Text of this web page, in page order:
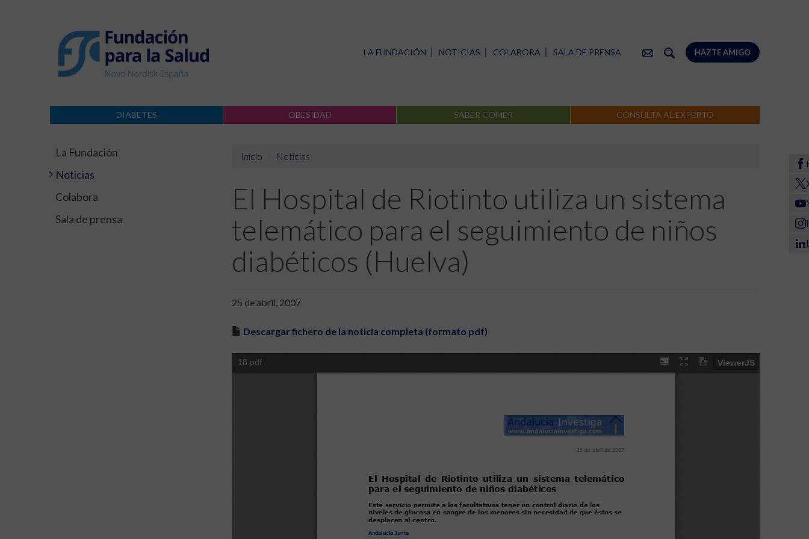
HAZTE AMIGO
LA FUNDACIÓN NOTICIAS COLABORA SALA DE PRENSA
DIABETES OBESIDAD SABER COMER CONSULTA AL EXPERTO
La Fundación
Noticias
Colabora
Sala de prensa
Inicio Noticias
El Hospital de Riotinto utiliza un sistema
telemático para el seguimiento de niños
diabéticos (Huelva)
25 de abril, 2007
Descargar fichero de la noticia completa (formato pdf)